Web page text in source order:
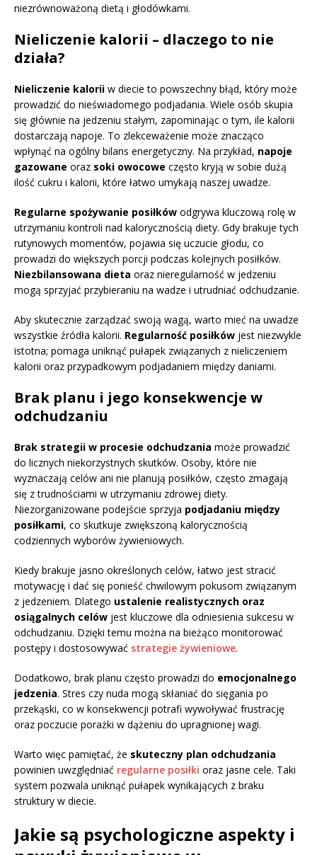
niezrównoważoną dietą i głodówkami.
Nieliczenie kalorii – dlaczego to nie
działa?
Nieliczenie kalorii w diecie to powszechny błąd, który może
prowadzić do nieświadomego podjadania. Wiele osób skupia
się głównie na jedzeniu stałym, zapominając o tym, ile kalorii
dostarczają napoje. To zlekceważenie może znacząco
wpłynąć na ogólny bilans energetyczny. Na przykład, napoje
gazowane oraz soki owocowe często kryją w sobie dużą
ilość cukru i kalorii, które łatwo umykają naszej uwadze.
Regularne spożywanie posiłków odgrywa kluczową rolę w
utrzymaniu kontroli nad kalorycznością diety. Gdy brakuje tych
rutynowych momentów, pojawia się uczucie głodu, co
prowadzi do większych porcji podczas kolejnych posiłków.
Niezbilansowana dieta oraz nieregularność w jedzeniu
mogą sprzyjać przybieraniu na wadze i utrudniać odchudzanie.
Aby skutecznie zarządzać swoją wagą, warto mieć na uwadze
wszystkie źródła kalorii. Regularność posiłków jest niezwykle
istotna; pomaga uniknąć pułapek związanych z nieliczeniem
kalorii oraz przypadkowym podjadaniem między daniami.
Brak planu i jego konsekwencje w
odchudzaniu
Brak strategii w procesie odchudzania może prowadzić
do licznych niekorzystnych skutków. Osoby, które nie
wyznaczają celów ani nie planują posiłków, często zmagają
się z trudnościami w utrzymaniu zdrowej diety.
Niezorganizowane podejście sprzyja podjadaniu między
posiłkami, co skutkuje zwiększoną kalorycznością
codziennych wyborów żywieniowych.
Kiedy brakuje jasno określonych celów, łatwo jest stracić
motywację i dać się ponieść chwilowym pokusom związanym
z jedzeniem. Dlatego ustalenie realistycznych oraz
osiągalnych celów jest kluczowe dla odniesienia sukcesu w
odchudzaniu. Dzięki temu można na bieżąco monitorować
postępy i dostosowywać strategie żywieniowe.
Dodatkowo, brak planu często prowadzi do emocjonalnego
jedzenia. Stres czy nuda mogą skłaniać do sięgania po
przekąski, co w konsekwencji potrafi wywoływać frustrację
oraz poczucie porażki w dążeniu do upragnionej wagi.
Warto więc pamiętać, że skuteczny plan odchudzania
powinien uwzględniać regularne posiłki oraz jasne cele. Taki
system pozwala uniknąć pułapek wynikających z braku
struktury w diecie.
Jakie są psychologiczne aspekty i